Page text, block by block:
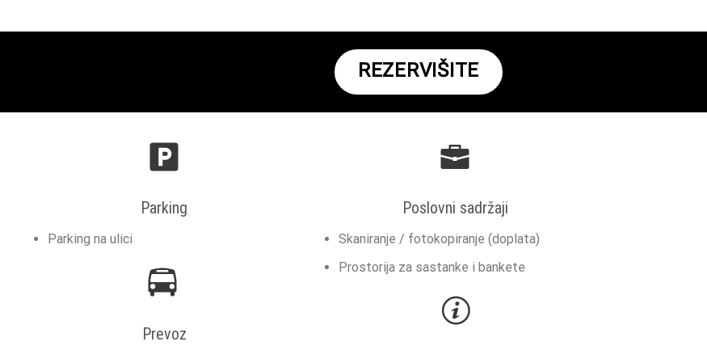
REZERVIŠITE
Parking
Parking na ulici
Prevoz
Poslovni sadržaji
Skaniranje / fotokopiranje (doplata)
Prostorija za sastanke i bankete